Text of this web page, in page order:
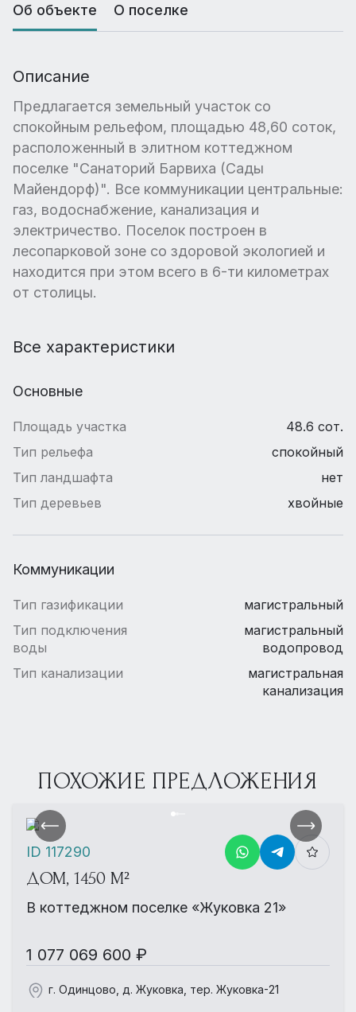
Об объекте О поселке
Описание
Предлагается земельный участок со
спокойным рельефом, площадью 48,60 соток,
расположенный в элитном коттеджном
поселке "Санаторий Барвиха (Сады
Майендорф)". Все коммуникации центральные:
газ, водоснабжение, канализация и
электричество. Поселок построен в
лесопарковой зоне со здоровой экологией и
находится при этом всего в 6-ти километрах
от столицы.
Все характеристики
Основные
Площадь участка
48.6 сот.
Тип рельефа
спокойный
Тип ландшафта
нет
Тип деревьев
хвойные
Коммуникации
Тип газификации
магистральный
Тип подключения
воды
магистральный
водопровод
Тип канализации
магистральная
канализация
ПОХОЖИЕ ПРЕДЛОЖЕНИЯ
ДОМ, 1450 М²
В коттеджном поселке «Жуковка 21»
1 077 069 600 ₽
г. Одинцово, д. Жуковка, тер. Жуковка-21
ID 117290